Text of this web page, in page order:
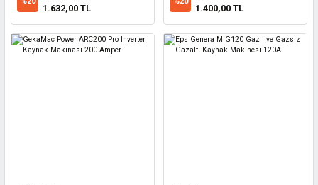
1.632,00 TL 1.400,00 TL